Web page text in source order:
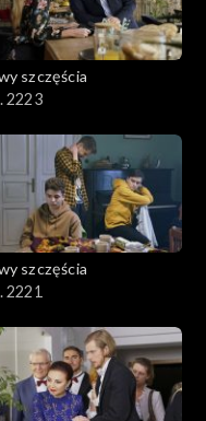
szczęścia
2223
szczęścia
2221